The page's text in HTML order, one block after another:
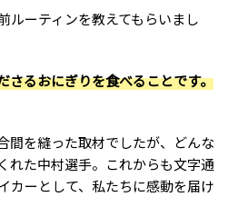
ルーティンを教えてもらいまし
さるおにぎりを食べることです。
間を縫った取材でしたが、どんな
れた中村選手。これからも文字通
カーとして、私たちに感動を届け